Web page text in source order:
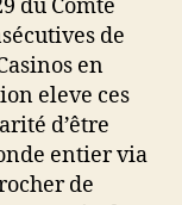
du Comte
de
en
eleve ces
d’être
entier via
de